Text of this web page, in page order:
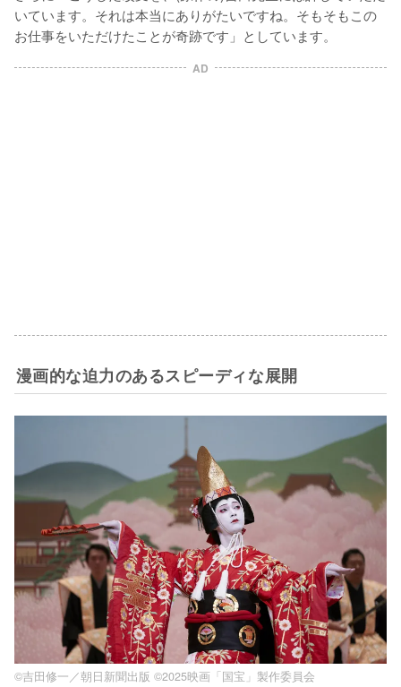
いています。それは本当にありがたいですね。そもそもこの
お仕事をいただけたことが奇跡です」としています。
AD
漫画的な迫力のあるスピーディな展開
©吉田修一／朝日新聞出版 ©2025映画「国宝」製作委員会